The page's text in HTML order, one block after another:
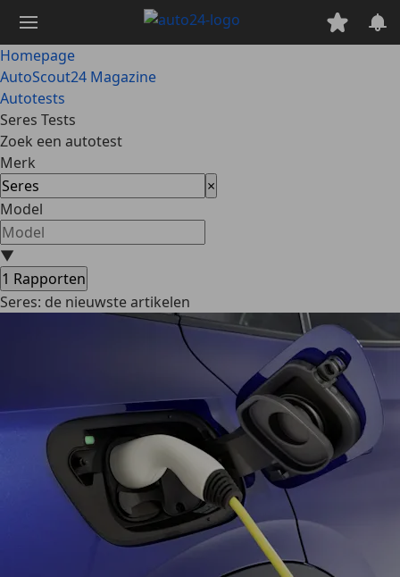
naar
hoofdinhoud
Homepage
AutoScout24 Magazine
Autotests
Seres Tests
Zoek een autotest
Merk
×
Model
▼
1 Rapporten
Seres: de nieuwste artikelen